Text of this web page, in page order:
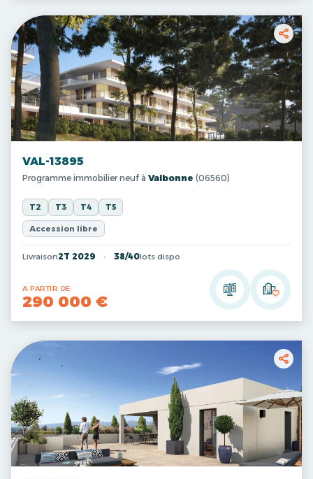
VAL-13895
Programme immobilier neuf à Valbonne (06560)
T2 T3 T4 T5
Accession libre
Livraison2T 2029 38/40lots dispo
A PARTIR DE
290 000 €